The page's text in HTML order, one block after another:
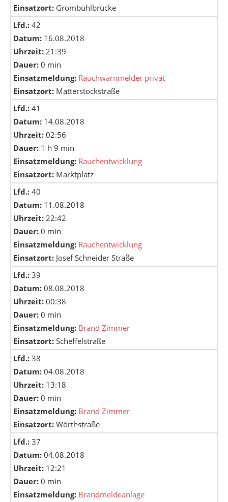
Einsatzort: Grombühlbrücke
Lfd.: 42
Datum: 16.08.2018
Uhrzeit: 21:39
Dauer: 0 min
Einsatzmeldung: Rauchwarnmelder privat
Einsatzort: Matterstockstraße
Lfd.: 41
Datum: 14.08.2018
Uhrzeit: 02:56
Dauer: 1 h 9 min
Einsatzmeldung: Rauchentwicklung
Einsatzort: Marktplatz
Lfd.: 40
Datum: 11.08.2018
Uhrzeit: 22:42
Dauer: 0 min
Einsatzmeldung: Rauchentwicklung
Einsatzort: Josef Schneider Straße
Lfd.: 39
Datum: 08.08.2018
Uhrzeit: 00:38
Dauer: 0 min
Einsatzmeldung: Brand Zimmer
Einsatzort: Scheffelstraße
Lfd.: 38
Datum: 04.08.2018
Uhrzeit: 13:18
Dauer: 0 min
Einsatzmeldung: Brand Zimmer
Einsatzort: Wörthstraße
Lfd.: 37
Datum: 04.08.2018
Uhrzeit: 12:21
Dauer: 0 min
Einsatzmeldung: Brandmeldeanlage